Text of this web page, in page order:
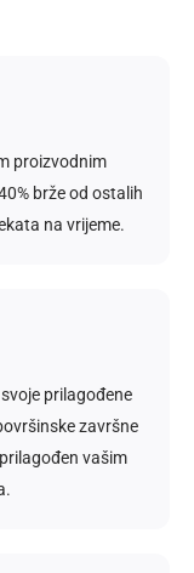
proizvodnim
brže od ostalih
na vrijeme.
prilagođene
završne
vašim